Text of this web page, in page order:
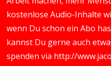
kostenlose Audio-Inhalte
wenn Du schon ein Abo
kannst Du gerne auch
spenden via http://